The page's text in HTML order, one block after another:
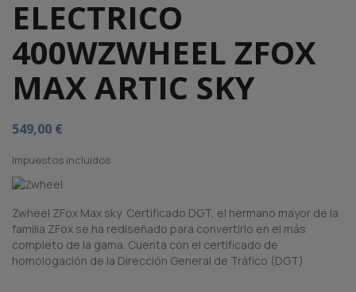
ELECTRICO
400WZWHEEL ZFOX
MAX ARTIC SKY
549,00 €
Impuestos incluidos
Zwheel ZFox Max sky Certificado DGT, el hermano mayor de la
familia ZFox se ha rediseñado para convertirlo en el más
completo de la gama. Cuenta con el certificado de
homologación de la Dirección General de Tráfico (DGT)